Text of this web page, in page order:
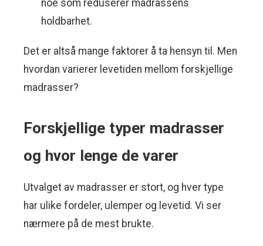
noe som reduserer madrassens
holdbarhet.
Det er altså mange faktorer å ta hensyn til. Men
hvordan varierer levetiden mellom forskjellige
madrasser?
Forskjellige typer madrasser
og hvor lenge de varer
Utvalget av madrasser er stort, og hver type
har ulike fordeler, ulemper og levetid. Vi ser
nærmere på de mest brukte.